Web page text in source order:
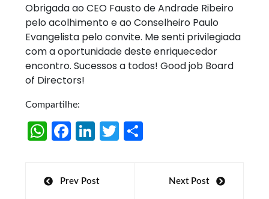
Obrigada ao CEO Fausto de Andrade Ribeiro
pelo acolhimento e ao Conselheiro Paulo
Evangelista pelo convite. Me senti privilegiada
com a oportunidade deste enriquecedor
encontro. Sucessos a todos! Good job Board
of Directors!
Compartilhe:
W
s
Fa
o
Li
e
T
Navegação
Prev Post Next Post